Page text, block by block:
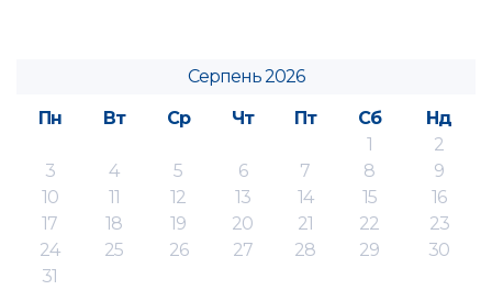
Серпень 2026
Пн
Вт Ср Чт Пт Сб
Нд
1
2
3
4 5 6 7 8
9
10
11 12 13 14 15
16
17
18 19 20 21 22
23
24
25 26 27 28 29
30
31